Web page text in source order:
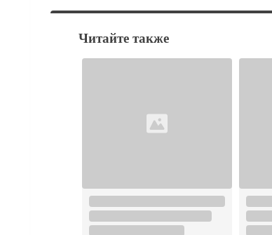
Читайте также